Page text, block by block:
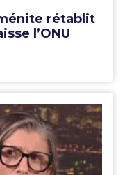
rétablit
l’ONU